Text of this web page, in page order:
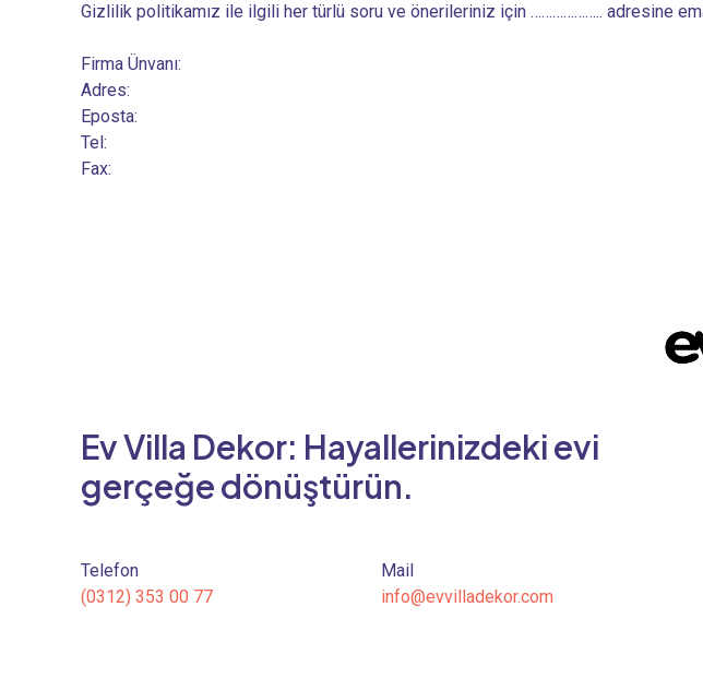
Gizlilik politikamız ile ilgili her türlü soru ve önerileriniz için ……………….. adresine
Firma Ünvanı:
Adres:
Eposta:
Tel:
Fax:
Ev Villa Dekor: Hayallerinizdeki evi
gerçeğe dönüştürün.
Telefon
(0312) 353 00 77
Mail
info@evvilladekor.com